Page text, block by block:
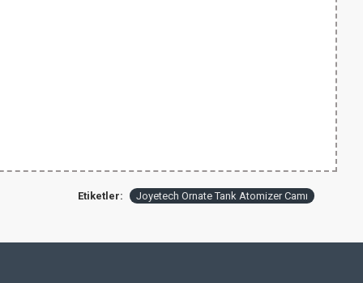
Etiketler: Joyetech Ornate Tank Atomizer Camı